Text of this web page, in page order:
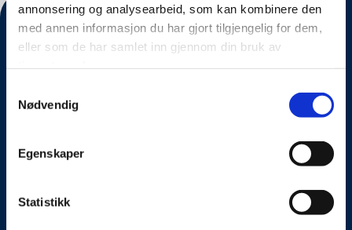
annonsering og analysearbeid, som kan kombinere den
med annen informasjon du har gjort tilgjengelig for dem,
eller som de har samlet inn gjennom din bruk av
Nødvendig
Egenskaper
Statistikk